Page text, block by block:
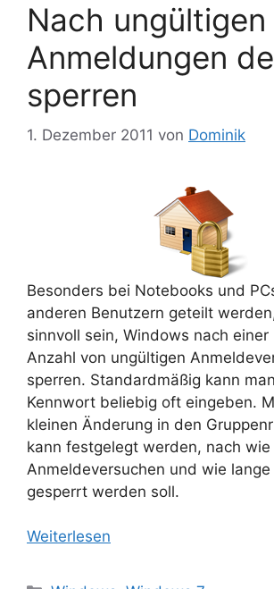
Nach ungültigen
Anmeldungen
sperren
1. Dezember 2011 von Dominik
Besonders bei Notebooks und
anderen Benutzern geteilt
sinnvoll sein, Windows nach
Anzahl von ungültigen
sperren. Standardmäßig kann
Kennwort beliebig oft eingeben.
kleinen Änderung in den
kann festgelegt werden, nach wie
Anmeldeversuchen und wie lange
gesperrt werden soll.
Weiterlesen